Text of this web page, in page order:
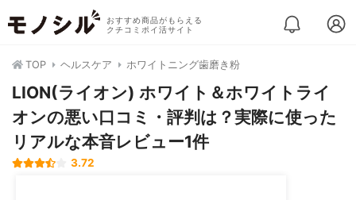
おすすめ商品がもらえる
クチコミポイ活サイト
TOP ヘルスケア ホワイトニング歯磨き粉
LION(ライオン) ホワイト＆ホワイトライ
オンの悪い口コミ・評判は？実際に使った
リアルな本音レビュー1件
3.72